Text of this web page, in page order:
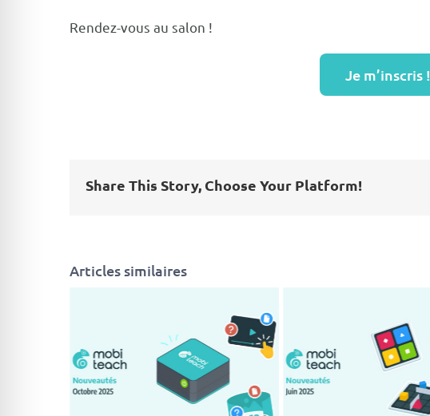
Rendez-vous au salon !
Je m’inscris !
Share This Story, Choose Your Platform!
Articles similaires